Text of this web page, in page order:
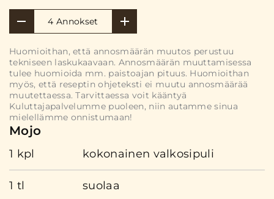
4 Annokset
Huomioithan, että annosmäärän muutos perustuu
tekniseen laskukaavaan. Annosmäärän muuttamisessa
tulee huomioida mm. paistoajan pituus. Huomioithan
myös, että reseptin ohjeteksti ei muutu annosmäärää
muutettaessa. Tarvittaessa voit kääntyä
Kuluttajapalvelumme puoleen, niin autamme sinua
mielellämme onnistumaan!
Mojo
1 kpl kokonainen valkosipuli
1 tl suolaa